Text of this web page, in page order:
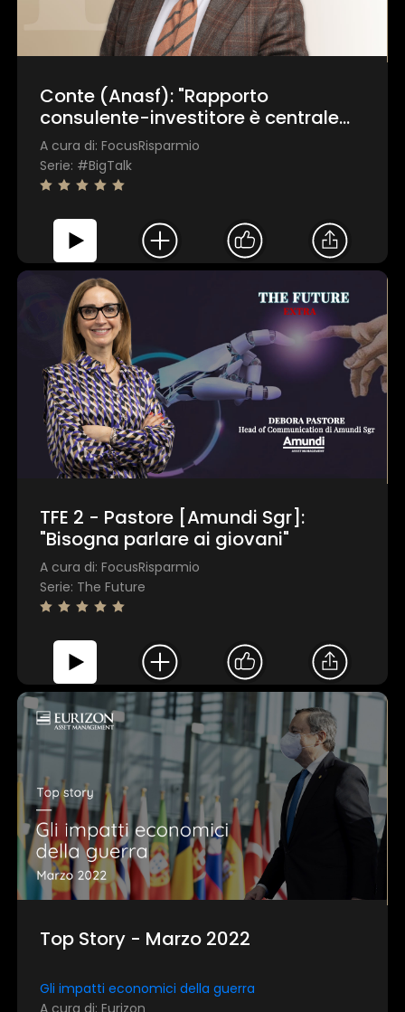
Conte (Anasf): "Rapporto
consulente-investitore è centrale
per superare questo momento dei
mercati"
A cura di: FocusRisparmio
Serie: #BigTalk
TFE 2 - Pastore [Amundi Sgr]:
"Bisogna parlare ai giovani"
A cura di: FocusRisparmio
Serie: The Future
Top Story - Marzo 2022
Gli impatti economici della guerra
A cura di: Eurizon